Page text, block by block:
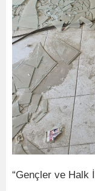
“Gençler ve Halk